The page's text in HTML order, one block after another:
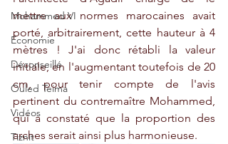
Mohammed VI
Economie
Déconseillé
Ouled Teima
Vidéos
Tiznit
mettre aux normes marocaines avait
porté, arbitrairement, cette hauteur à 4
mètres ! J'ai donc rétabli la valeur
initiale, en l'augmentant toutefois de 20
cm, pour tenir compte de l'avis
pertinent du contremaître Mohammed,
qui a constaté que la proportion des
arches serait ainsi plus harmonieuse.